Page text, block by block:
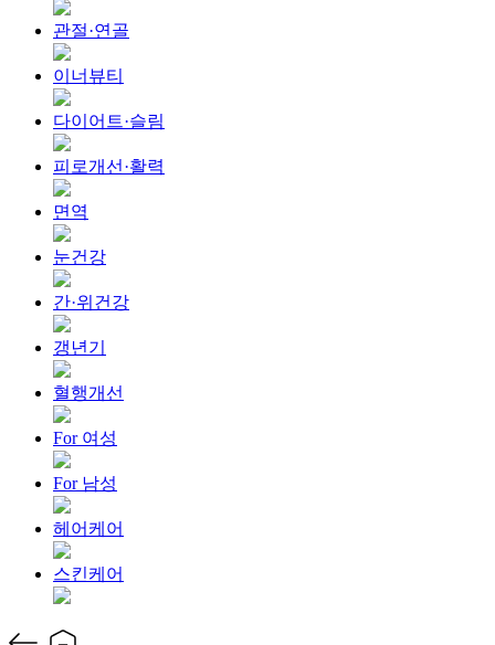
관절·연골
이너뷰티
다이어트·슬림
피로개선·활력
면역
눈건강
간·위건강
갱년기
혈행개선
For 여성
For 남성
헤어케어
스킨케어